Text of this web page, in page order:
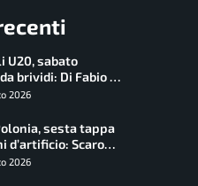
U20, sabato
brividi: Di Fabio e
le medaglie,
2026
sesta tappa
d’artificio: Scaroni
la maglia di
2026